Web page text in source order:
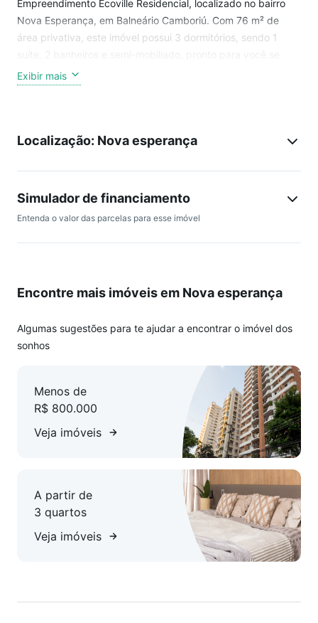
Empreendimento Ecoville Residencial, localizado no bairro
Nova Esperança, em Balneário Camboriú. Com 76 m² de
área privativa, este imóvel possui 3 dormitórios, sendo 1
mudar. O apartamento ainda conta com 2 vagas de
garagem, churrasqueira e água quente. Aproveite esta
Exibir mais
Localização: Nova esperança
Simulador de financiamento
Entenda o valor das parcelas para esse imóvel
Encontre mais imóveis em Nova esperança
Algumas sugestões para te ajudar a encontrar o imóvel dos
sonhos
Menos de
R$ 800.000
Veja imóveis
A partir de
3 quartos
Veja imóveis